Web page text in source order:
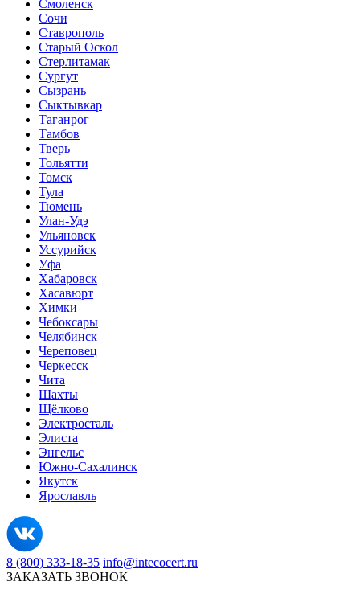
Смоленск
Сочи
Ставрополь
Старый Оскол
Стерлитамак
Сургут
Сызрань
Сыктывкар
Таганрог
Тамбов
Тверь
Тольятти
Томск
Тула
Тюмень
Улан-Удэ
Ульяновск
Уссурийск
Уфа
Хабаровск
Хасавюрт
Химки
Чебоксары
Челябинск
Череповец
Черкесск
Чита
Шахты
Щёлково
Электросталь
Элиста
Энгельс
Южно-Сахалинск
Якутск
Ярославль
8 (800) 333-18-35 info@intecocert.ru
ЗАКАЗАТЬ ЗВОНОК